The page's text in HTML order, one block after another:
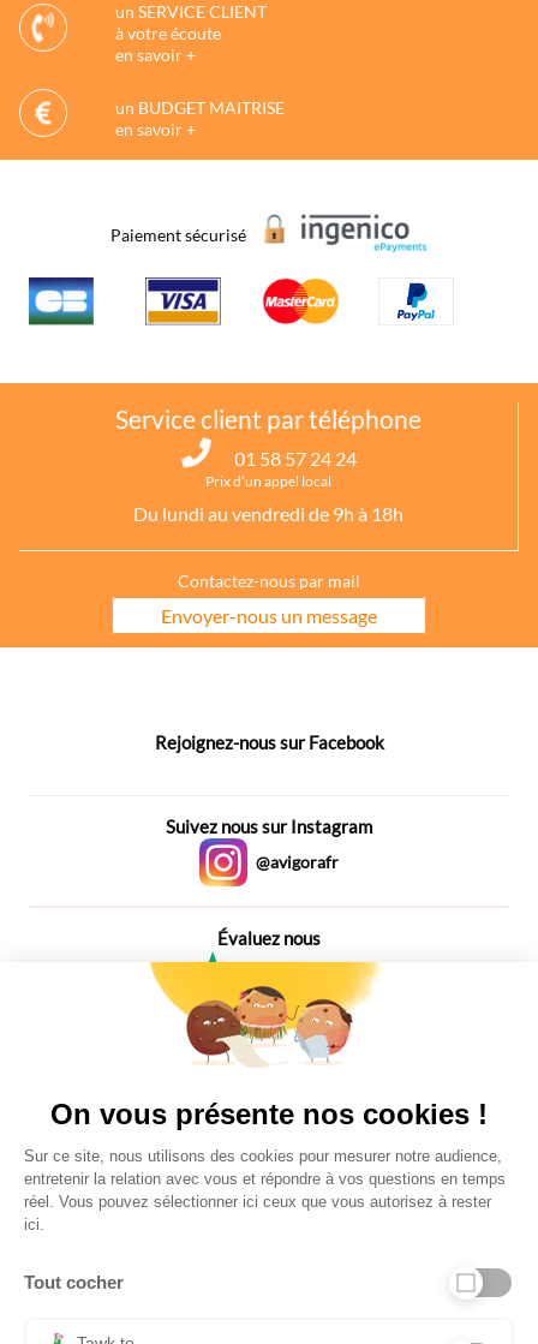
un SERVICE CLIENT
à votre écoute
en savoir +
un BUDGET MAITRISE
en savoir +
Paiement sécurisé
Service client par téléphone
01 58 57 24 24
Prix d’un appel local
Du lundi au vendredi de 9h à 18h
Contactez-nous par mail
Envoyer-nous un message
Rejoignez-nous sur Facebook
Suivez nous sur Instagram
@avigorafr
Évaluez nous
Plus de 650 Avis
On vous présente nos cookies !
Sur ce site, nous utilisons des cookies pour mesurer notre audience,
entretenir la relation avec vous et répondre à vos questions en temps
réel. Vous pouvez sélectionner ici ceux que vous autorisez à rester
ici.
Tout cocher